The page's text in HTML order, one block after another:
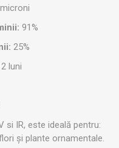
91%
25%
luni
si IR, este ideală pentru:
și plante ornamentale.